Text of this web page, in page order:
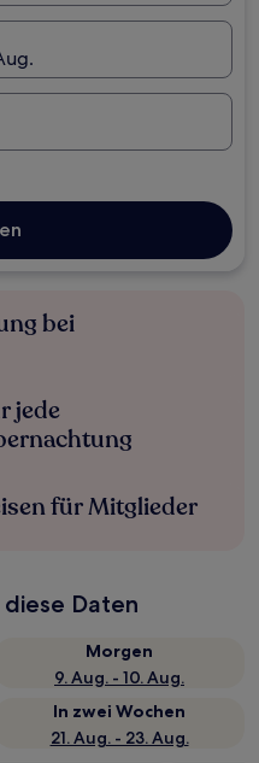
bei
jede
für Mitglieder
Daten
Morgen
9. Aug. - 10. Aug.
In zwei Wochen
21. Aug. - 23. Aug.